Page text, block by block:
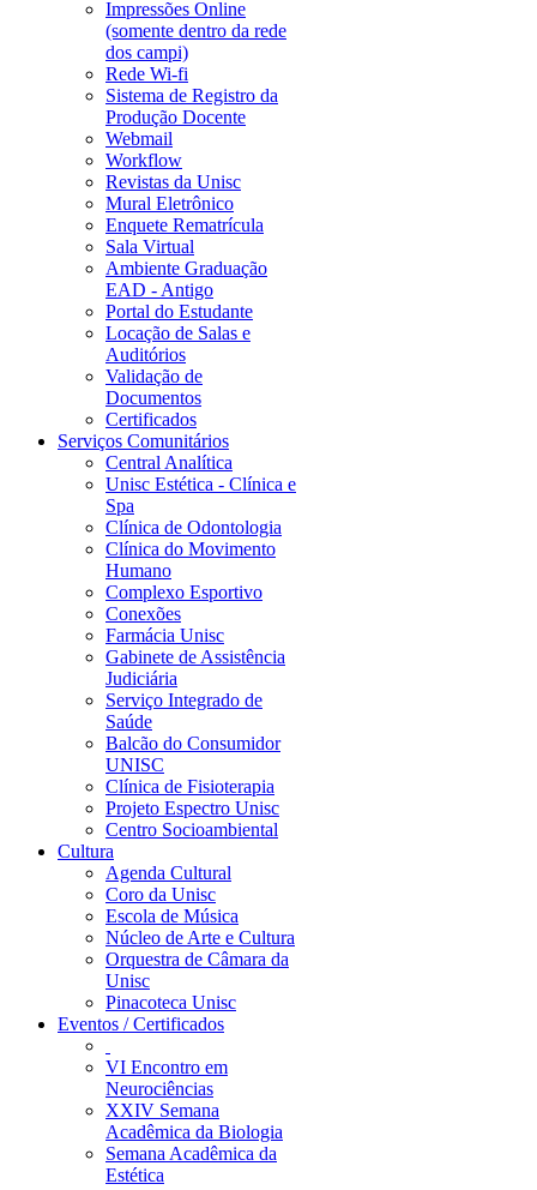
Impressões Online
(somente dentro da rede
dos campi)
Rede Wi-fi
Sistema de Registro da
Produção Docente
Webmail
Workflow
Revistas da Unisc
Mural Eletrônico
Enquete Rematrícula
Sala Virtual
Ambiente Graduação
EAD - Antigo
Portal do Estudante
Locação de Salas e
Auditórios
Validação de
Documentos
Certificados
Serviços Comunitários
Central Analítica
Unisc Estética - Clínica e
Spa
Clínica de Odontologia
Clínica do Movimento
Humano
Complexo Esportivo
Conexões
Farmácia Unisc
Gabinete de Assistência
Judiciária
Serviço Integrado de
Saúde
Balcão do Consumidor
UNISC
Clínica de Fisioterapia
Projeto Espectro Unisc
Centro Socioambiental
Cultura
Agenda Cultural
Coro da Unisc
Escola de Música
Núcleo de Arte e Cultura
Orquestra de Câmara da
Unisc
Pinacoteca Unisc
Eventos / Certificados
VI Encontro em
Neurociências
XXIV Semana
Acadêmica da Biologia
Semana Acadêmica da
Estética